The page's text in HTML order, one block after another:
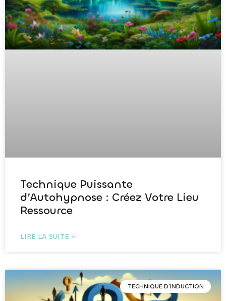
Technique Puissante
d’Autohypnose : Créez Votre Lieu
Ressource
LIRE LA SUITE »
TECHNIQUE D'INDUCTION